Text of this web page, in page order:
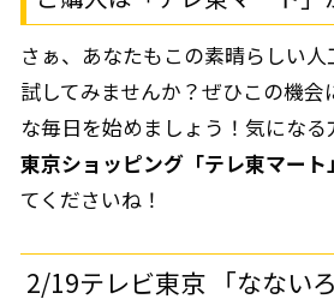
さぁ、あなたもこの素晴らしい
試してみませんか？ぜひこの機会
な毎日を始めましょう！気になる
東京ショッピング「テレ東マート」
てくださいね！
2/19テレビ東京 「なない